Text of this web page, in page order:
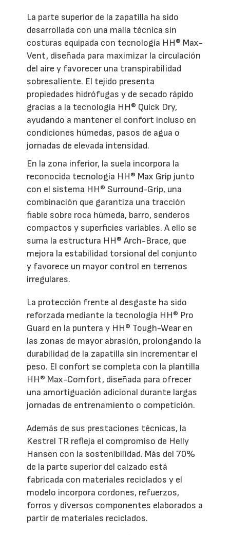
La parte superior de la zapatilla ha sido
desarrollada con una malla técnica sin
costuras equipada con tecnología HH® Max-
Vent, diseñada para maximizar la circulación
del aire y favorecer una transpirabilidad
sobresaliente. El tejido presenta
propiedades hidrófugas y de secado rápido
gracias a la tecnología HH® Quick Dry,
ayudando a mantener el confort incluso en
condiciones húmedas, pasos de agua o
jornadas de elevada intensidad.
En la zona inferior, la suela incorpora la
reconocida tecnología HH® Max Grip junto
con el sistema HH® Surround-Grip, una
combinación que garantiza una tracción
fiable sobre roca húmeda, barro, senderos
compactos y superficies variables. A ello se
suma la estructura HH® Arch-Brace, que
mejora la estabilidad torsional del conjunto
y favorece un mayor control en terrenos
irregulares.
La protección frente al desgaste ha sido
reforzada mediante la tecnología HH® Pro
Guard en la puntera y HH® Tough-Wear en
las zonas de mayor abrasión, prolongando la
durabilidad de la zapatilla sin incrementar el
peso. El confort se completa con la plantilla
HH® Max-Comfort, diseñada para ofrecer
una amortiguación adicional durante largas
jornadas de entrenamiento o competición.
Además de sus prestaciones técnicas, la
Kestrel TR refleja el compromiso de Helly
Hansen con la sostenibilidad. Más del 70%
de la parte superior del calzado está
fabricada con materiales reciclados y el
modelo incorpora cordones, refuerzos,
forros y diversos componentes elaborados a
partir de materiales reciclados.